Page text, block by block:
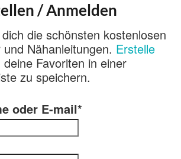
/ Anmelden
die schönsten kostenlosen
Nähanleitungen. Erstelle
deine Favoriten in einer
zu speichern.
oder E-mail*